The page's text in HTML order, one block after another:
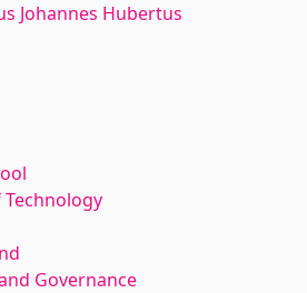
Johannes Hubertus
Governance